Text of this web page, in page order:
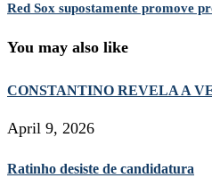
Red Sox supostamente promove
You may also like
CONSTANTINO REVELA A
April 9, 2026
Ratinho desiste de candidatura